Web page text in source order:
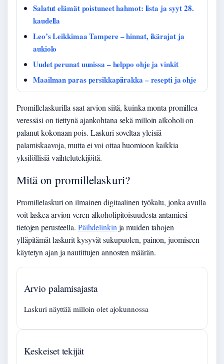
Salatut elämät poistuneet hahmot: lista ja syyt 28.
kaudella
Leo’s Leikkimaa Tampere – hinnat, ikärajat ja
aukiolo
Uudet perunat uunissa – helppo ohje ja vinkit
Maailman paras persikkapiirakka – resepti ja ohje
Promillelaskurilla saat arvion siitä, kuinka monta promillea
veressäsi on tiettynä ajankohtana sekä milloin alkoholi on
palanut kokonaan pois. Laskuri soveltaa yleisiä
palamiskaavoja, mutta ei voi ottaa huomioon kaikkia
yksilöllisiä vaihtelutekijöitä.
Mitä on promillelaskuri?
Promillelaskuri on ilmainen digitaalinen työkalu, jonka avulla
voit laskea arvion veren alkoholipitoisuudesta antamiesi
tietojen perusteella. Päihdelinkin ja muiden tahojen
ylläpitämät laskurit kysyvät sukupuolen, painon, juomiseen
käytetyn ajan ja nautittujen annosten määrän.
Arvio palamisajasta
Laskuri näyttää milloin olet ajokunnossa
Keskeiset tekijät